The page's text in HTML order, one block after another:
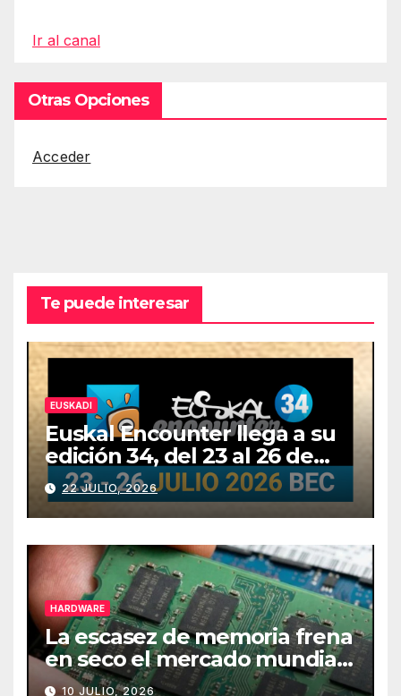
Ir al canal
Otras Opciones
Acceder
Te puede interesar
EUSKADI
Euskal Encounter llega a su
edición 34, del 23 al 26 de
julio
22 JULIO, 2026
HARDWARE
La escasez de memoria frena
en seco el mercado mundial
de PCs
10 JULIO, 2026